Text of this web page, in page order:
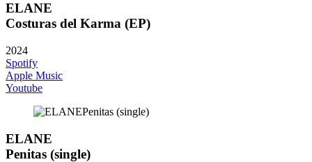
ELANE
Costuras del Karma (EP)
2024
Spotify
Apple Music
Youtube
ELANE
Penitas (single)